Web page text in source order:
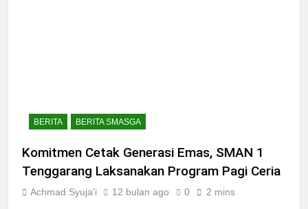
BERITA BERITA SMASGA
Komitmen Cetak Generasi Emas, SMAN 1
Tenggarang Laksanakan Program Pagi Ceria
Achmad Syuja'i 12 bulan ago 0 2 mins